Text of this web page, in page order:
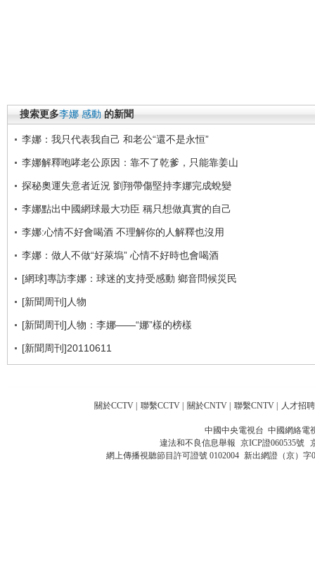
搜索更多李娜 感動 的新聞
李娜：我只代表我自己 和老公“還不是永恒”
李娜解釋咆哮老公原因：靠不了乾爹，只能靠姜山
探秘奧運失意者近況 劉翔帶傷堅持李娜完成蛻變
李娜點出中國網球最大功臣 稱只想做真實的自己
李娜:心情不好會喝酒 不理解你的人解釋也沒用
李娜：做人不做“好萊塢” 心情不好時也會喝酒
[網球]專訪李娜：球迷的支持受感動 鄉音問候災民
[新聞周刊]人物
[新聞周刊]人物：李娜——“娜”樣的榜樣
[新聞周刊]20110611
關於CCTV 聯繫CCTV 關於CNTV 聯繫CNTV 人才招聘
中國中央電視台 中國網絡電
違法和不良信息舉報 京ICP證060535號
網上傳播視聽節目許可證號 0102004 新出網證（京）